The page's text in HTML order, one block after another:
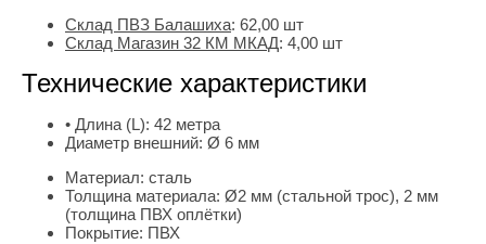
Склад ПВЗ Балашиха: 62,00 шт
Склад Магазин 32 КМ МКАД: 4,00 шт
Технические характеристики
• Длина (L): 42 метра
Диаметр внешний: Ø 6 мм
Материал: сталь
Толщина материала: Ø2 мм (стальной трос), 2 мм
(толщина ПВХ оплётки)
Покрытие: ПВХ